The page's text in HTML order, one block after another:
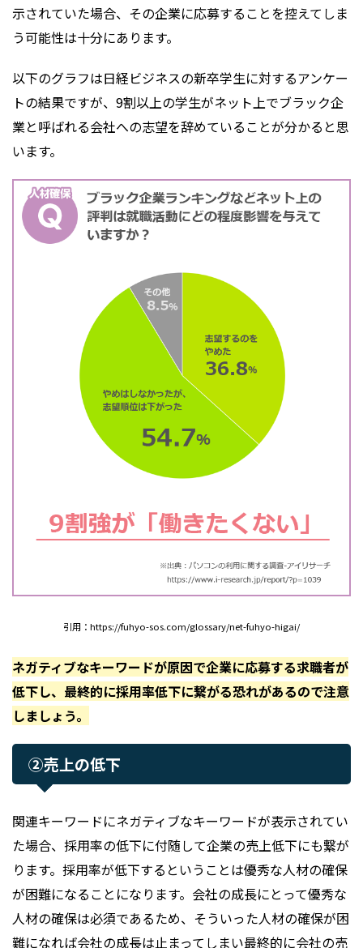
示されていた場合、その企業に応募することを控えてしま
う可能性は十分にあります。
以下のグラフは日経ビジネスの新卒学生に対するアンケー
トの結果ですが、9割以上の学生がネット上でブラック企
業と呼ばれる会社への志望を辞めていることが分かると思
います。
引用：https://fuhyo-sos.com/glossary/net-fuhyo-higai/
ネガティブなキーワードが原因で企業に応募する求職者が
低下し、最終的に採用率低下に繋がる恐れがあるので注意
しましょう。
②売上の低下
関連キーワードにネガティブなキーワードが表示されてい
た場合、採用率の低下に付随して企業の売上低下にも繋が
ります。採用率が低下するということは優秀な人材の確保
が困難になることになります。会社の成長にとって優秀な
人材の確保は必須であるため、そういった人材の確保が困
難になれば会社の成長は止まってしまい最終的に会社の売